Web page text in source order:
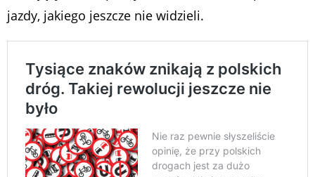
jazdy, jakiego jeszcze nie widzieli.